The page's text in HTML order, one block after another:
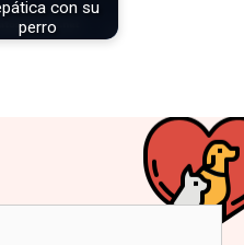
con su
perro